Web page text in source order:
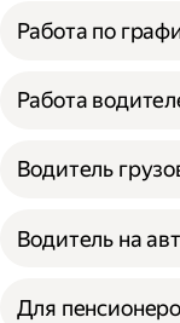
Работа по
Работа
Водитель
Водитель на
Для